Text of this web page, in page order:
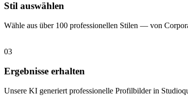
Stil auswählen
Wähle aus über 100 professionellen Stilen — von
03
Ergebnisse erhalten
Unsere KI generiert professionelle Profilbilder in